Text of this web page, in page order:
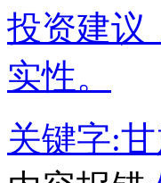
投资建议
实性。
关键字: